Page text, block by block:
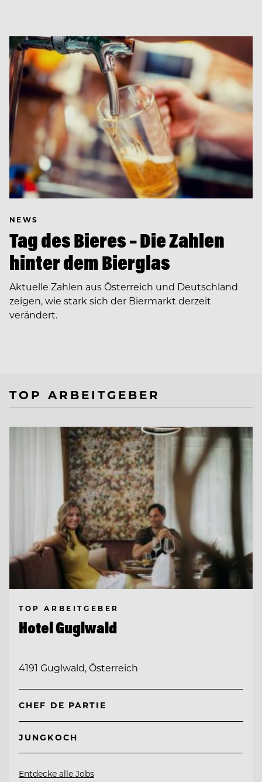
NEWS
Tag des Bieres – Die Zahlen
hinter dem Bierglas
Aktuelle Zahlen aus Österreich und Deutschland
zeigen, wie stark sich der Biermarkt derzeit
verändert.
TOP ARBEITGEBER
TOP ARBEITGEBER
Hotel Guglwald
4191 Guglwald, Österreich
CHEF DE PARTIE
JUNGKOCH
Entdecke alle Jobs